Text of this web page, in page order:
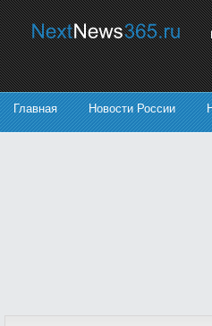
Главная Новости России